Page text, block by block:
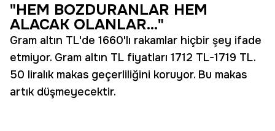
"HEM BOZDURANLAR HEM
ALACAK OLANLAR..."
Gram altın TL'de 1660'lı rakamlar hiçbir şey ifade
etmiyor. Gram altın TL fiyatları 1712 TL-1719 TL.
50 liralık makas geçerliliğini koruyor. Bu makas
artık düşmeyecektir.